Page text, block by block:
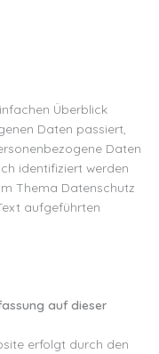
Überblick
Daten passiert,
Daten
identifiziert werden
Thema Datenschutz
aufgeführten
auf dieser
erfolgt durch den